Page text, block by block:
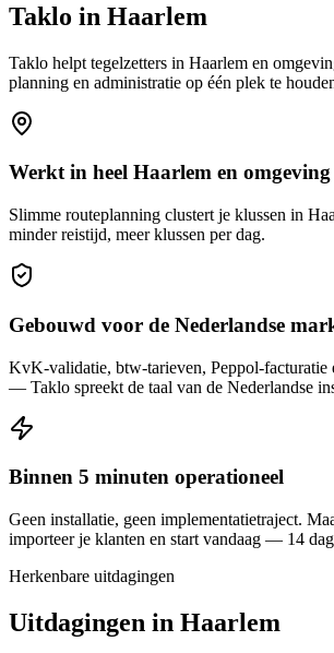
Taklo in Haarlem
Taklo helpt tegelzetters in Haarlem en
planning en administratie op één plek te
Werkt in heel Haarlem en omgeving
Slimme routeplanning clustert je klussen in
minder reistijd, meer klussen per dag.
Gebouwd voor de Nederlandse
KvK-validatie, btw-tarieven, Peppol-facturatie
— Taklo spreekt de taal van de Nederlandse
Binnen 5 minuten operationeel
Geen installatie, geen implementatietraject.
importeer je klanten en start vandaag — 14
Herkenbare uitdagingen
Uitdagingen in Haarlem